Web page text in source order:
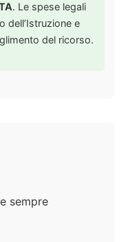
. Le spese legali
dell’Istruzione e
del ricorso.
sempre